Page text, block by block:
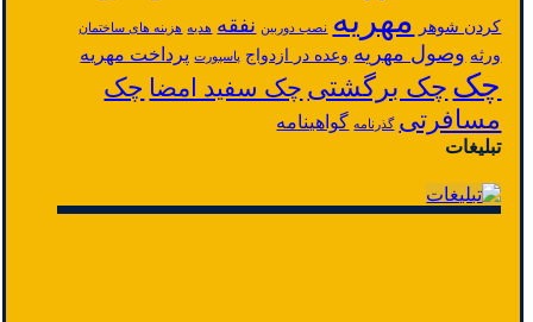
کردن شوهر مهریه نصب دوربین نفقه هدیه هزینه های ساختمان
ورثه وصول مهریه وعده در ازدواج پاسپورت پرداخت مهریه
چک چک برگشتی چک سفید امضا چک
مسافرتی گذرنامه گواهینامه
تبلیغات